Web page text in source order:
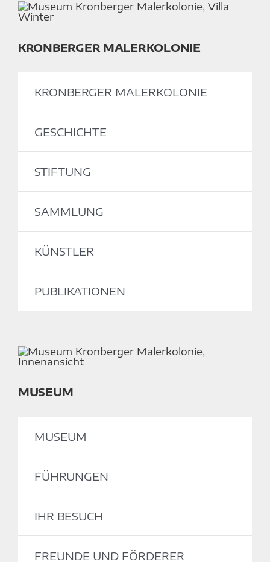
KRONBERGER MALERKOLONIE
KRONBERGER MALERKOLONIE
GESCHICHTE
STIFTUNG
SAMMLUNG
KÜNSTLER
PUBLIKATIONEN
MUSEUM
MUSEUM
FÜHRUNGEN
IHR BESUCH
FREUNDE UND FÖRDERER